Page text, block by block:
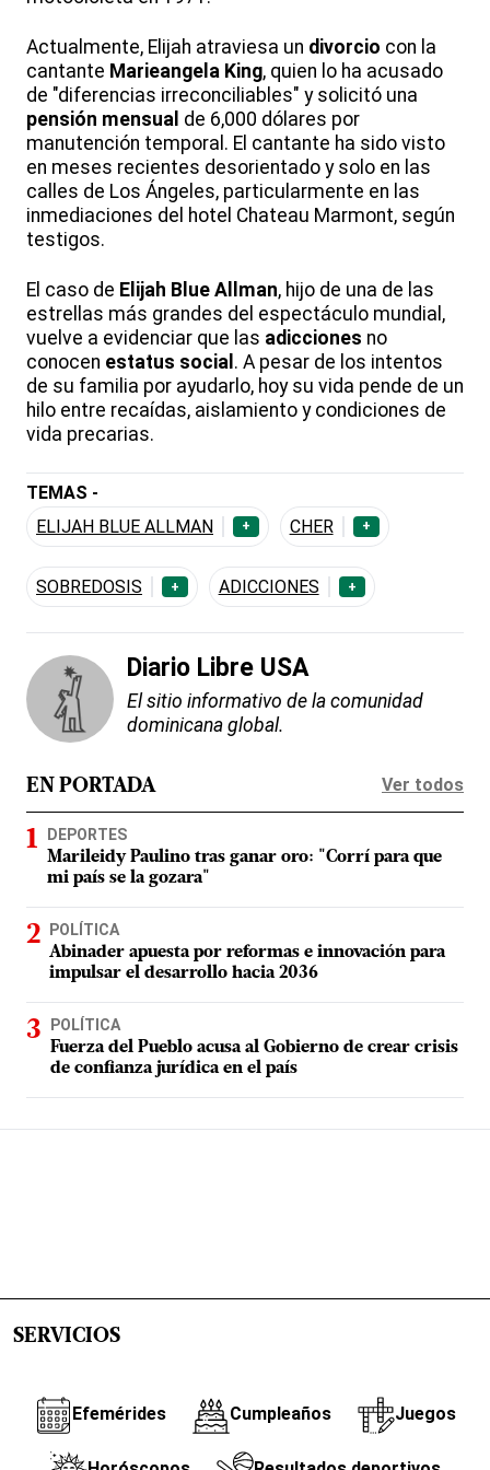
Actualmente, Elijah atraviesa un divorcio con la
cantante Marieangela King, quien lo ha acusado
de "diferencias irreconciliables" y solicitó una
pensión mensual de 6,000 dólares por
manutención temporal. El cantante ha sido visto
en meses recientes desorientado y solo en las
calles de Los Ángeles, particularmente en las
inmediaciones del hotel Chateau Marmont, según
testigos.
El caso de Elijah Blue Allman, hijo de una de las
estrellas más grandes del espectáculo mundial,
vuelve a evidenciar que las adicciones no
conocen estatus social . A pesar de los intentos
de su familia por ayudarlo, hoy su vida pende de un
hilo entre recaídas, aislamiento y condiciones de
vida precarias.
TEMAS -
ELIJAH BLUE ALLMAN
+ CHER +
SOBREDOSIS + ADICCIONES +
Diario Libre USA
El sitio informativo de la comunidad
dominicana global.
EN PORTADA Ver todos
DEPORTES
Marileidy Paulino tras ganar oro: "Corrí para que
mi país se la gozara"
POLÍTICA
Abinader apuesta por reformas e innovación para
impulsar el desarrollo hacia 2036
POLÍTICA
Fuerza del Pueblo acusa al Gobierno de crear crisis
de confianza jurídica en el país
SERVICIOS
Efemérides Cumpleaños Juegos